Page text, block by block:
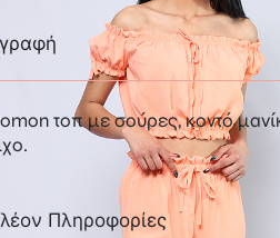
τοπ με σούρες, κοντό
Πληροφορίες